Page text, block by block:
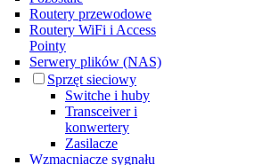
Routery przewodowe
Routery WiFi i Access
Pointy
Serwery plików (NAS)
Sprzęt sieciowy
Switche i huby
Transceiver i
konwertery
Zasilacze
Wzmacniacze sygnału